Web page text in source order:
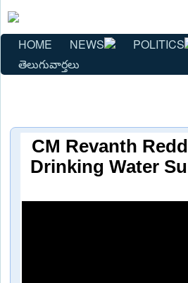
HOME NEWS POLITICS
తెలుగువార్తలు
CM Revanth
Drinking Water